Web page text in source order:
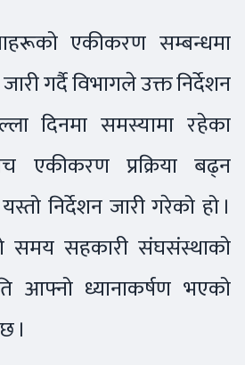
एकीकरण सम्बन्धमा
गर्दै विभागले उक्त निर्देशन
दिनमा समस्यामा रहेका
एकीकरण प्रक्रिया बढ्न
निर्देशन जारी गरेको हो ।
समय सहकारी संघसंस्थाको
आफ्नो ध्यानाकर्षण भएको
।